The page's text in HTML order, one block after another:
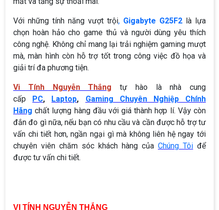
Với những tính năng vượt trội, Gigabyte G25F2 là lựa
chọn hoàn hảo cho game thủ và người dùng yêu thích
công nghệ. Không chỉ mang lại trải nghiệm gaming mượt
mà, màn hình còn hỗ trợ tốt trong công việc đồ họa và
giải trí đa phương tiện.
Vi Tính Nguyễn Thắng tự hào là nhà cung
cấp
PC, Laptop, Gaming Chuyên Nghiệp Chính
Hãng chất lượng hàng đầu với giá thành hợp lí. Vậy còn
đắn đo gì nữa, nếu bạn có nhu cầu và cần được hỗ trợ tư
vấn chi tiết hơn, ngần ngại gì mà không liên hệ ngay tới
chuyên viên chăm sóc khách hàng của Chúng Tôi để
được tư vấn chi tiết.
VI TÍNH NGUYỄN THẮNG